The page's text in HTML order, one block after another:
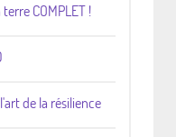
COMPLET !
de la résilience